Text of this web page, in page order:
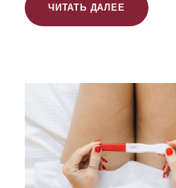
ЧИТАТЬ ДАЛЕЕ